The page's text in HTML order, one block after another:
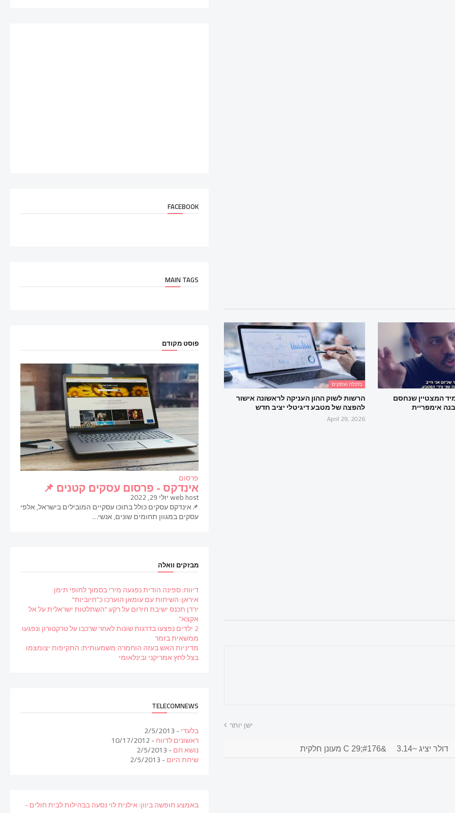
המצטיין שנחסם
אימפריית
כלכלה ועסקים
הרשות לשוק ההון העניקה לראשונה אישור
להפצה של מטבע דיגיטלי יציב חדש
April 29, 2026
ישן יותר
דולר יציג ~3.14 &#176;C 29 מעונן חלקית
FACEBOOK
MAIN TAGS
פוסט מקודם
פרסום
אינדקס - פרסום עסקים קטנים 📌
web hostיולי 29, 2022
📌אינדקס עסקים כולל בתוכו עסקיים המובילים בישראל, אלפי
עסקים במגוון תחומים שונים, אנשי…
מבזקים וואלה
דיווח: ספינה הודית נפגעה מירי בסמוך לחופי תימן
איראן: השיחות עם עומאן הוערכו כ"חיוביות"
ירדן תכנס ישיבת חירום על רקע "השתלטות ישראלית על אל
אקצא"
2 ילדים נפצעו בדרגות שונות לאחר שרכבו על טרקטורון ונפגעו
ממשאית בזמר
מדיניות האש בעזה הוחמרה משמעותית: התקיפות יצומצמו
בצל לחץ אמריקני ובינלאומי
TELECOMNEWS
בלעדי- 2/5/2013
ראשונים לדווח- 10/17/2012
נושא חם- 2/5/2013
שיחת היום- 2/5/2013
באמצע חופשה ביוון: אילנית לוי נסעה בבהילות לבית חולים -